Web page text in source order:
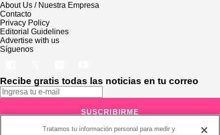
About Us / Nuestra Empresa
Contacto
Privacy Policy
Editorial Guidelines
Advertise with us
Síguenos
Recibe gratis todas las noticias en tu correo
SUSCRIBIRME
Este sitio está protegido por reCAPTCHA y Google
Política de
Tratamos tu información personal para medir y